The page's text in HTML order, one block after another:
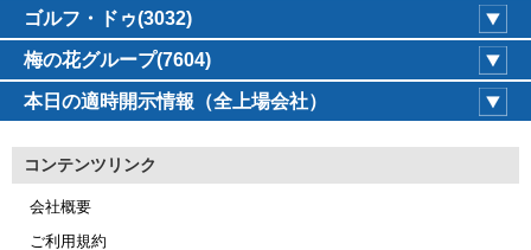
ゴルフ・ドゥ(3032)
梅の花グループ(7604)
本日の適時開示情報（全上場会社）
コンテンツリンク
会社概要
ご利用規約